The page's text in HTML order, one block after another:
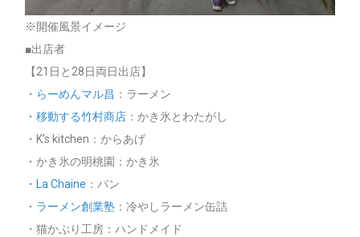
※開催風景イメージ
■出店者
【21日と28日両日出店】
・らーめんマル昌 ：ラーメン
・移動する竹村商店：かき氷とわたがし
・K’s kitchen：からあげ
・かき氷の明桃園：かき氷
・La Chaine ：パン
・ラーメン創業塾：冷やしラーメン缶詰
・猫かぶり工房：ハンドメイド